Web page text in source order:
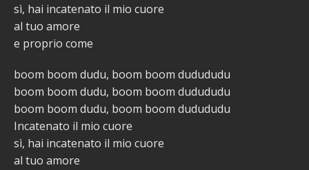
sì, hai incatenato il mio cuore
al tuo amore
e proprio come
boom boom dudu, boom boom dudududu
boom boom dudu, boom boom dudududu
boom boom dudu, boom boom dudududu
Incatenato il mio cuore
sì, hai incatenato il mio cuore
al tuo amore